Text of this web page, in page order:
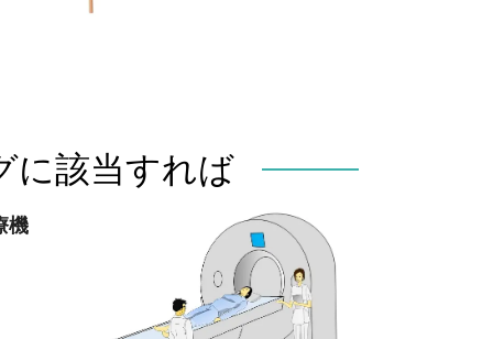
に該当すれば
機